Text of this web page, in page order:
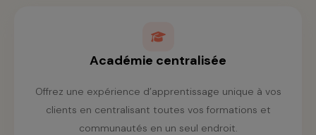
Académie centralisée
Offrez une expérience d’apprentissage unique à vos
clients en centralisant toutes vos formations et
communautés en un seul endroit.